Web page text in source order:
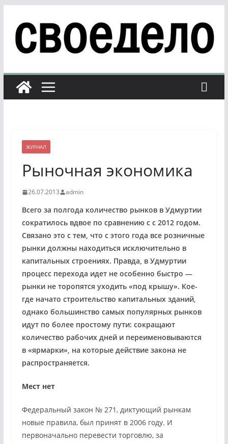
содержимому
ЖУРНАЛ
Рыночная экономика
26.07.2013 admin
Всего за полгода количество рынков в Удмуртии
сократилось вдвое по сравнению с с 2012 годом.
Связано это с тем, что с этого года все розничные
рынки должны находиться исключительно в
капитальных строениях. Правда, в Удмуртии
процесс перехода идет не особенно быстро —
рынки не торопятся уходить «под крышу». Кое-
где начато строительство капитальных зданий,
однако большинство самых популярных рынков
идут по более простому пути: сокращают
количество рабочих дней и переименовываются
в «ярмарки», на которые действие закона не
распространяется.
Мест нет
Федеральный закон № 271, диктующий рынкам
новые правила, был принят в 2006 году. И
первоначально перевести торговлю, за